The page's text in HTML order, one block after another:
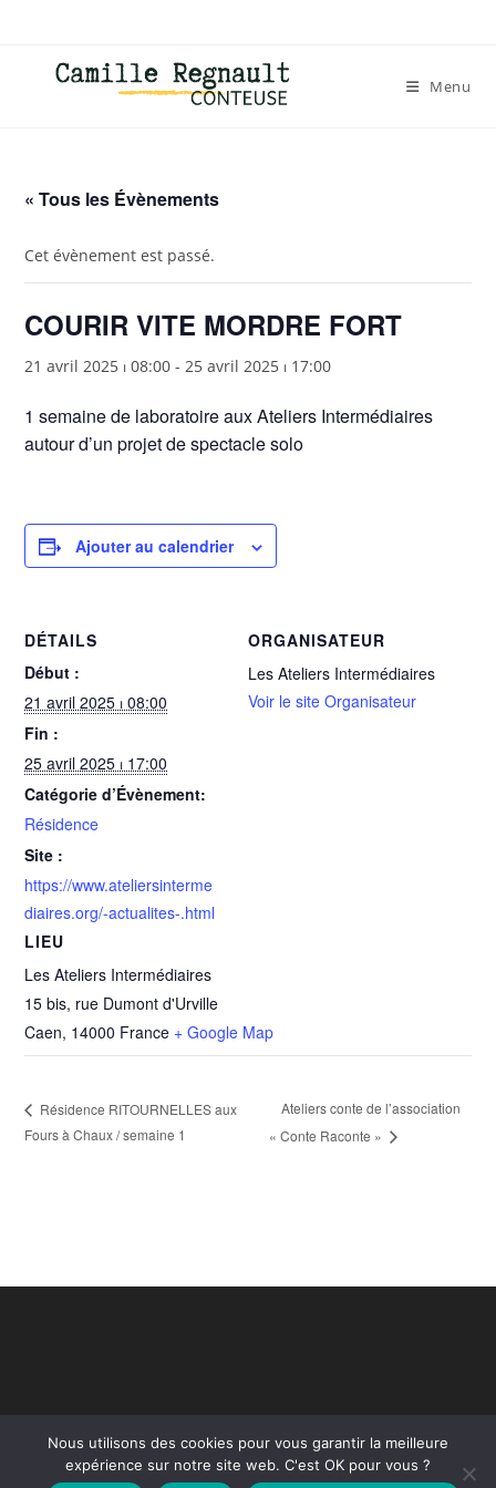
Menu
« Tous les Évènements
Cet évènement est passé.
COURIR VITE MORDRE FORT
21 avril 2025 ⏐ 08:00 -25 avril 2025 ⏐ 17:00
1 semaine de laboratoire aux Ateliers Intermédiaires
autour d’un projet de spectacle solo
Ajouter au calendrier
DÉTAILS
Début :
21 avril 2025 ⏐ 08:00
Fin :
25 avril 2025 ⏐ 17:00
Catégorie d’Évènement:
Résidence
Site :
https://www.ateliersinterme
diaires.org/-actualites-.html
LIEU
Les Ateliers Intermédiaires
15 bis, rue Dumont d'Urville
Caen, 14000 France + Google Map
ORGANISATEUR
Les Ateliers Intermédiaires
Voir le site Organisateur
Résidence RITOURNELLES aux
Fours à Chaux / semaine 1
Ateliers conte de l’association
« Conte Raconte »
Nous utilisons des cookies pour vous garantir la meilleure
expérience sur notre site web. C'est OK pour vous ?